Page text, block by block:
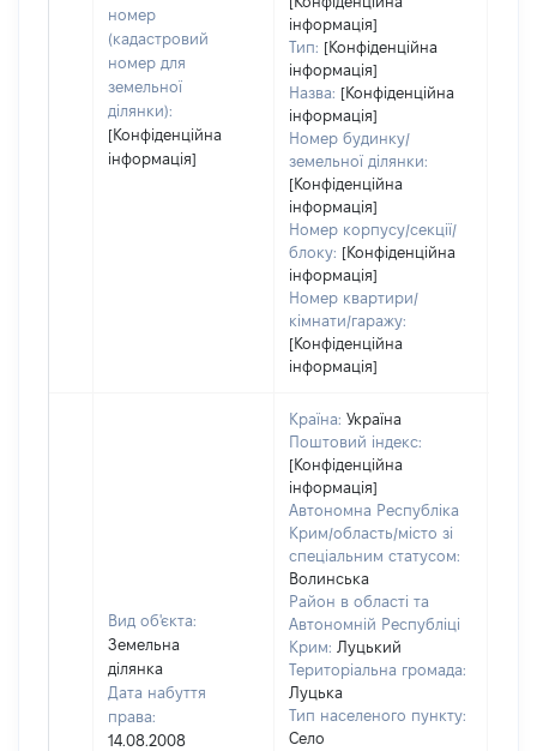
номер
(кадастровий
номер для
земельної
ділянки):
[Конфіденційна
інформація]
інформація]
Тип: [Конфіденційна
інформація]
Назва: [Конфіденційна
інформація]
Номер будинку/
земельної ділянки:
[Конфіденційна
інформація]
Номер корпусу/секції/
блоку: [Конфіденційна
інформація]
Номер квартири/
кімнати/гаражу:
[Конфіденційна
інформація]
Вид об'єкта:
Земельна
ділянка
Дата набуття
права:
14.08.2008
Країна: Україна
Поштовий індекс:
[Конфіденційна
інформація]
Автономна Республіка
Крим/область/місто зі
спеціальним статусом:
Волинська
Район в області та
Автономній Республіці
Крим: Луцький
Територіальна громада:
Луцька
Тип населеного пункту:
Село